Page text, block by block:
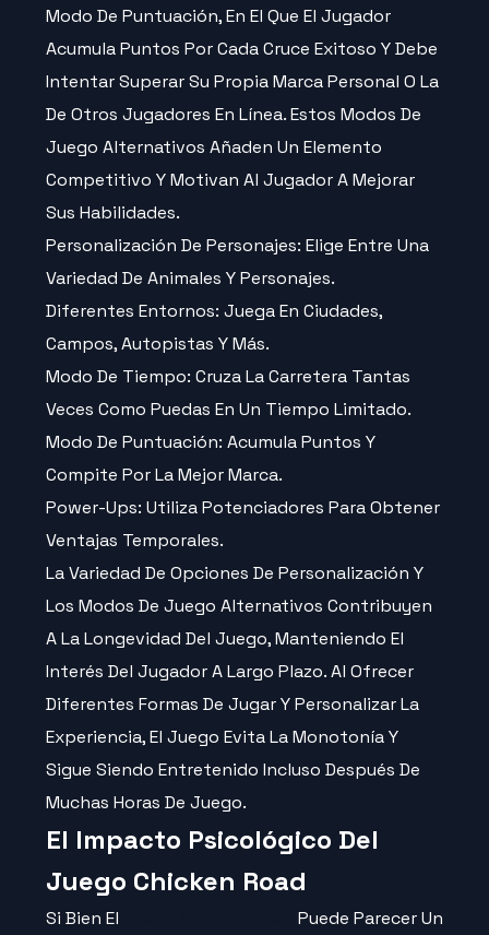
Modo De Puntuación, En El Que El Jugador
Acumula Puntos Por Cada Cruce Exitoso Y Debe
Intentar Superar Su Propia Marca Personal O La
De Otros Jugadores En Línea. Estos Modos De
Juego Alternativos Añaden Un Elemento
Competitivo Y Motivan Al Jugador A Mejorar
Sus Habilidades.
Personalización De Personajes: Elige Entre Una
Variedad De Animales Y Personajes.
Diferentes Entornos: Juega En Ciudades,
Campos, Autopistas Y Más.
Modo De Tiempo: Cruza La Carretera Tantas
Veces Como Puedas En Un Tiempo Limitado.
Modo De Puntuación: Acumula Puntos Y
Compite Por La Mejor Marca.
Power-Ups: Utiliza Potenciadores Para Obtener
Ventajas Temporales.
La Variedad De Opciones De Personalización Y
Los Modos De Juego Alternativos Contribuyen
A La Longevidad Del Juego, Manteniendo El
Interés Del Jugador A Largo Plazo. Al Ofrecer
Diferentes Formas De Jugar Y Personalizar La
Experiencia, El Juego Evita La Monotonía Y
Sigue Siendo Entretenido Incluso Después De
Muchas Horas De Juego.
El Impacto Psicológico Del
Juego Chicken Road
Si Bien El
Puede Parecer Un